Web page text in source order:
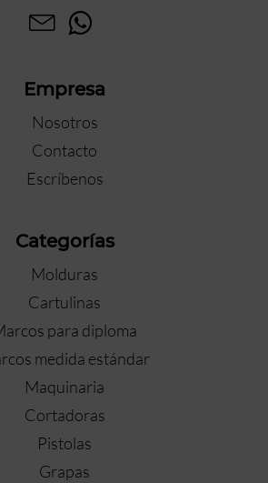
Empresa
Nosotros
Contacto
Escríbenos
Categorías
Molduras
Cartulinas
para diploma
medida estándar
Maquinaria
Cortadoras
Pistolas
Grapas